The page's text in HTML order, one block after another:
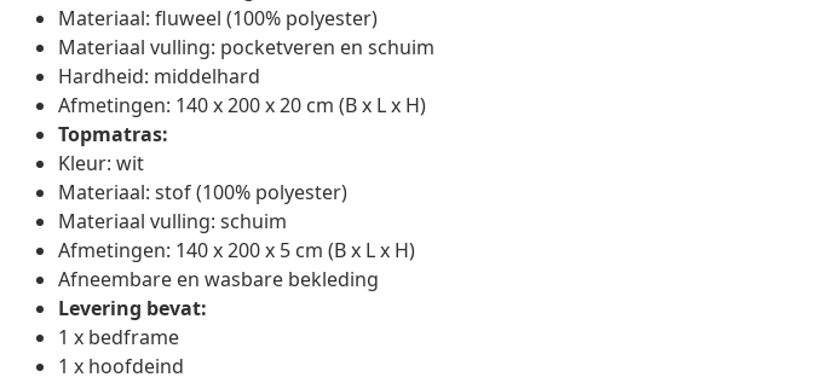
Materiaal: fluweel (100% polyester)
Materiaal vulling: pocketveren en schuim
Hardheid: middelhard
Afmetingen: 140 x 200 x 20 cm (B x L x H)
Topmatras:
Kleur: wit
Materiaal: stof (100% polyester)
Materiaal vulling: schuim
Afmetingen: 140 x 200 x 5 cm (B x L x H)
Afneembare en wasbare bekleding
Levering bevat:
1 x bedframe
1 x hoofdeind